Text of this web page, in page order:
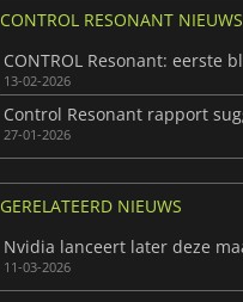
CONTROL RESONANT NIEUWS
13-02-2026
27-01-2026
GERELATEERD NIEUWS
11-03-2026